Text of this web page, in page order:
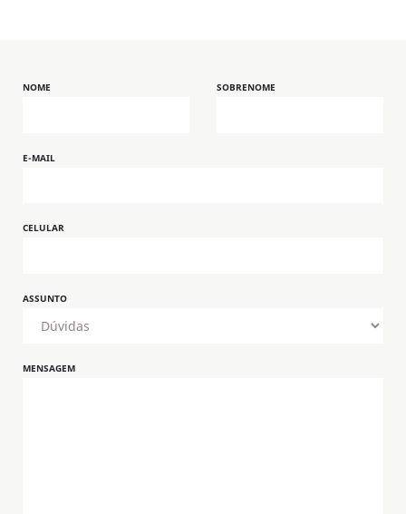
NOME SOBRENOME
E-MAIL
CELULAR
ASSUNTO
MENSAGEM